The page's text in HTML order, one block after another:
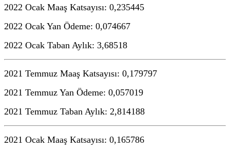
2022 Ocak Maaş Katsayısı: 0,235445
2022 Ocak Yan Ödeme: 0,074667
2022 Ocak Taban Aylık: 3,68518
2021 Temmuz Maaş Katsayısı: 0,179797
2021 Temmuz Yan Ödeme: 0,057019
2021 Temmuz Taban Aylık: 2,814188
2021 Ocak Maaş Katsayısı: 0,165786